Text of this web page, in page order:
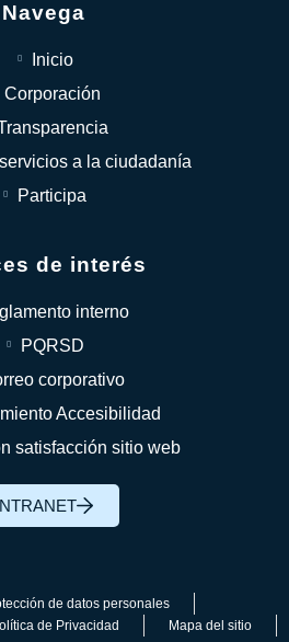
Navega
Inicio
Corporación
a la ciudadanía
Participa
de interés
interno
PQRSD
corporativo
Accesibilidad
satisfacción sitio web
de datos personales
de Privacidad
Mapa del sitio